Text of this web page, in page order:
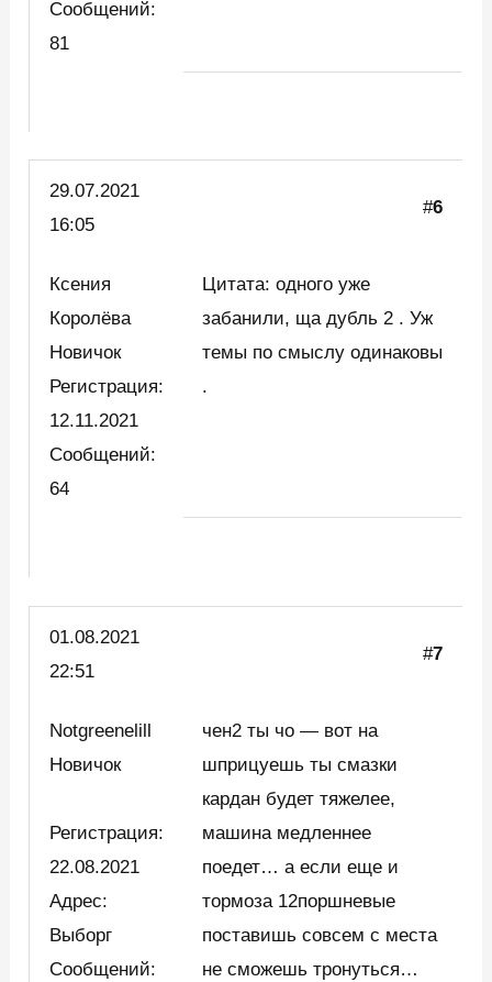
Сообщений:
81
29.07.2021
16:05
#6
Ксения
Королёва
Новичок
Регистрация:
12.11.2021
Сообщений:
64
Цитата: одного уже
забанили, ща дубль 2 . Уж
темы по смыслу одинаковы
.
01.08.2021
22:51
#7
Notgreenelill
Новичок
Регистрация:
22.08.2021
Адрес:
Выборг
Сообщений:
чен2 ты чо — вот на
шприцуешь ты смазки
кардан будет тяжелее,
машина медленнее
поедет… а если еще и
тормоза 12поршневые
поставишь совсем с места
не сможешь тронуться…